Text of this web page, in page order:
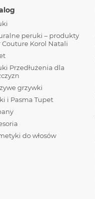
peruki – produkty
Couture Korol Natali
Przedłużenia dla
grzywki
і Pasma Tupet
do włosów